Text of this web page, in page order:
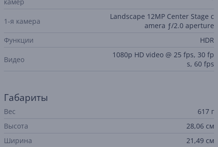
1-я камера
Landscape 12MP Center Stage c
amera ƒ/2.0 aperture
Функции
HDR
Видео
1080p HD video @ 25 fps, 30 fp
s, 60 fps
Габариты
Вес
617 г
Высота
28,06 см
Ширина
21,49 см